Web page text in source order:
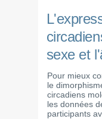
sexe et
Pour mieux
le
circadiens
les données
participants